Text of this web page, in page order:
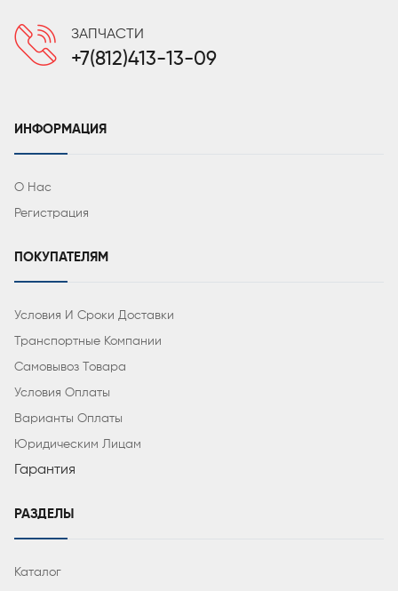
ЗАПЧАСТИ
+7(812)413-13-09
ИНФОРМАЦИЯ
О Нас
Регистрация
ПОКУПАТЕЛЯМ
Условия И Сроки Доставки
Транспортные Компании
Самовывоз Товара
Условия Оплаты
Варианты Оплаты
Юридическим Лицам
Гарантия
РАЗДЕЛЫ
Каталог